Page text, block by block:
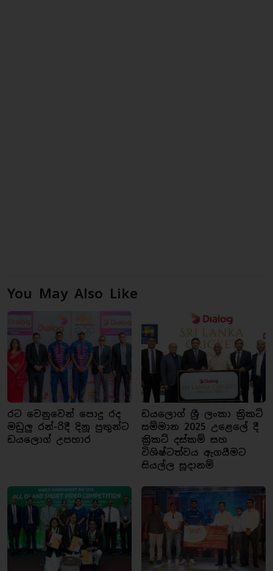
You May Also Like
රට වෙනුවෙන් පොදු රද
මඩුලු රන්-රිදී දිනූ පුතුන්ට
ඩයලොග් උපහාර
ඩයලොග් ශ්‍රී ලංකා ක්‍රිකට්
සම්මාන 2025 උළෙලේ දී
ක්‍රිකට් දස්කම් සහ
විශිෂ්ටත්වය ඇගයීමට
සියල්ල සූදානම්